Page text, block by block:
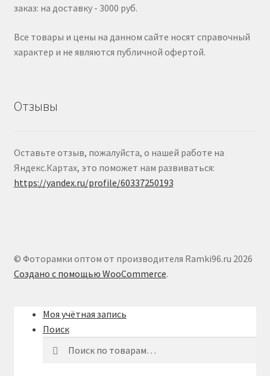
заказ: на доставку - 3000 руб.
Все товары и цены на данном сайте носят справочный
характер и не являются публичной офертой.
Отзывы
Оставьте отзыв, пожалуйста, о нашей работе на
Яндекс.Картах, это поможет нам развиваться:
https://yandex.ru/profile/60337250193
© Фоторамки оптом от производителя Ramki96.ru 2026
Создано с помощью WooCommerce.
Моя учётная запись
Поиск